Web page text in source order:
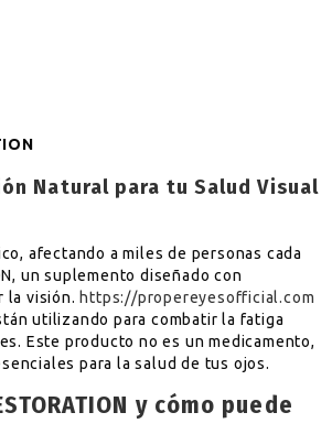
Natural para tu Salud Visual
afectando a miles de personas cada
un suplemento diseñado con
la visión. https://propereyesofficial.com
utilizando para combatir la fatiga
Este producto no es un medicamento,
para la salud de tus ojos.
y cómo puede